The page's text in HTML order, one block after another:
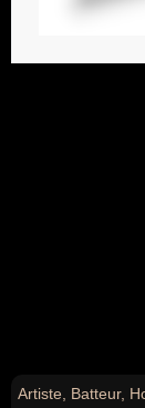
Artiste, Batteur,